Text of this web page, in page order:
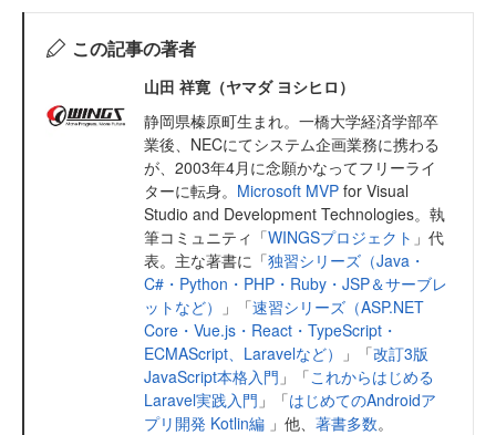
この記事の著者
山田 祥寛（ヤマダ ヨシヒロ）
静岡県榛原町生まれ。一橋大学経済学部卒
業後、NECにてシステム企画業務に携わる
が、2003年4月に念願かなってフリーライ
ターに転身。 Microsoft MVP for Visual
Studio and Development Technologies。執
筆コミュニティ「WINGSプロジェクト 」代
表。主な著書に「独習シリーズ（Java・
C#・Python・PHP・Ruby・JSP＆サーブレ
ットなど）
」「速習シリーズ（ASP.NET
Core・Vue.js・React・TypeScript・
ECMAScript、Laravelなど）
」「改訂3版
JavaScript本格入門 」「これからはじめる
Laravel実践入門 」「はじめてのAndroidア
プリ開発 Kotlin編 」他、 著書多数。